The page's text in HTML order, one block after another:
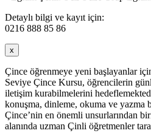
Detaylı bilgi ve kayıt için:
0216 888 85 86
x
Çince öğrenmeye yeni başlayanlar
Seviye Çince Kursu, öğrencilerin
iletişim kurabilmelerini
konuşma, dinleme, okuma ve
Çince’nin en önemli unsurlarından
alanında uzman Çinli öğretmenler